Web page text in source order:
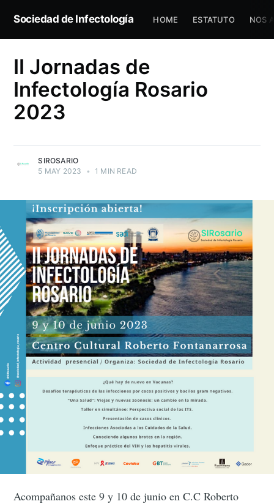
Sociedad de Infectología HOME ESTATUTO NOS
II Jornadas de
Infectología Rosario
2023
SIROSARIO
5 MAY 2023
• 1 MIN READ
Acompañanos este 9 y 10 de junio en C.C Roberto